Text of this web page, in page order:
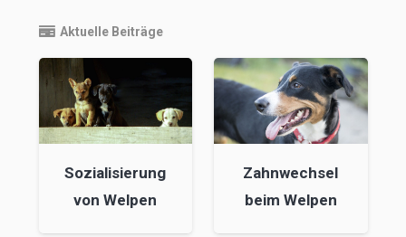
Aktuelle Beiträge
Sozialisierung
von Welpen
Zahnwechsel
beim Welpen